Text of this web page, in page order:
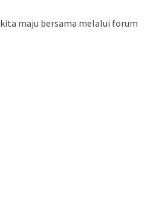
maju bersama melalui forum